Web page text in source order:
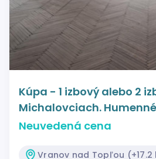
Kúpa - 1 izbový alebo 2
Michalovciach.
Topľou
Neuvedená cena
Vranov nad Topľou (+17.2